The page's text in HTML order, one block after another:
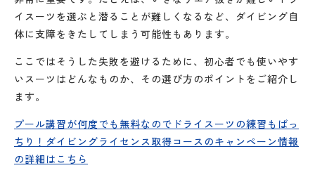
イスーツを選ぶと潜ることが難しくなるなど、ダイビング自
体に支障をきたしてしまう可能性もあります。
ここではそうした失敗を避けるために、初心者でも使いやす
いスーツはどんなものか、その選び方のポイントをご紹介し
ます。
プール講習が何度でも無料なのでドライスーツの練習もばっ
ちり！ダイビングライセンス取得コースのキャンペーン情報
の詳細はこちら